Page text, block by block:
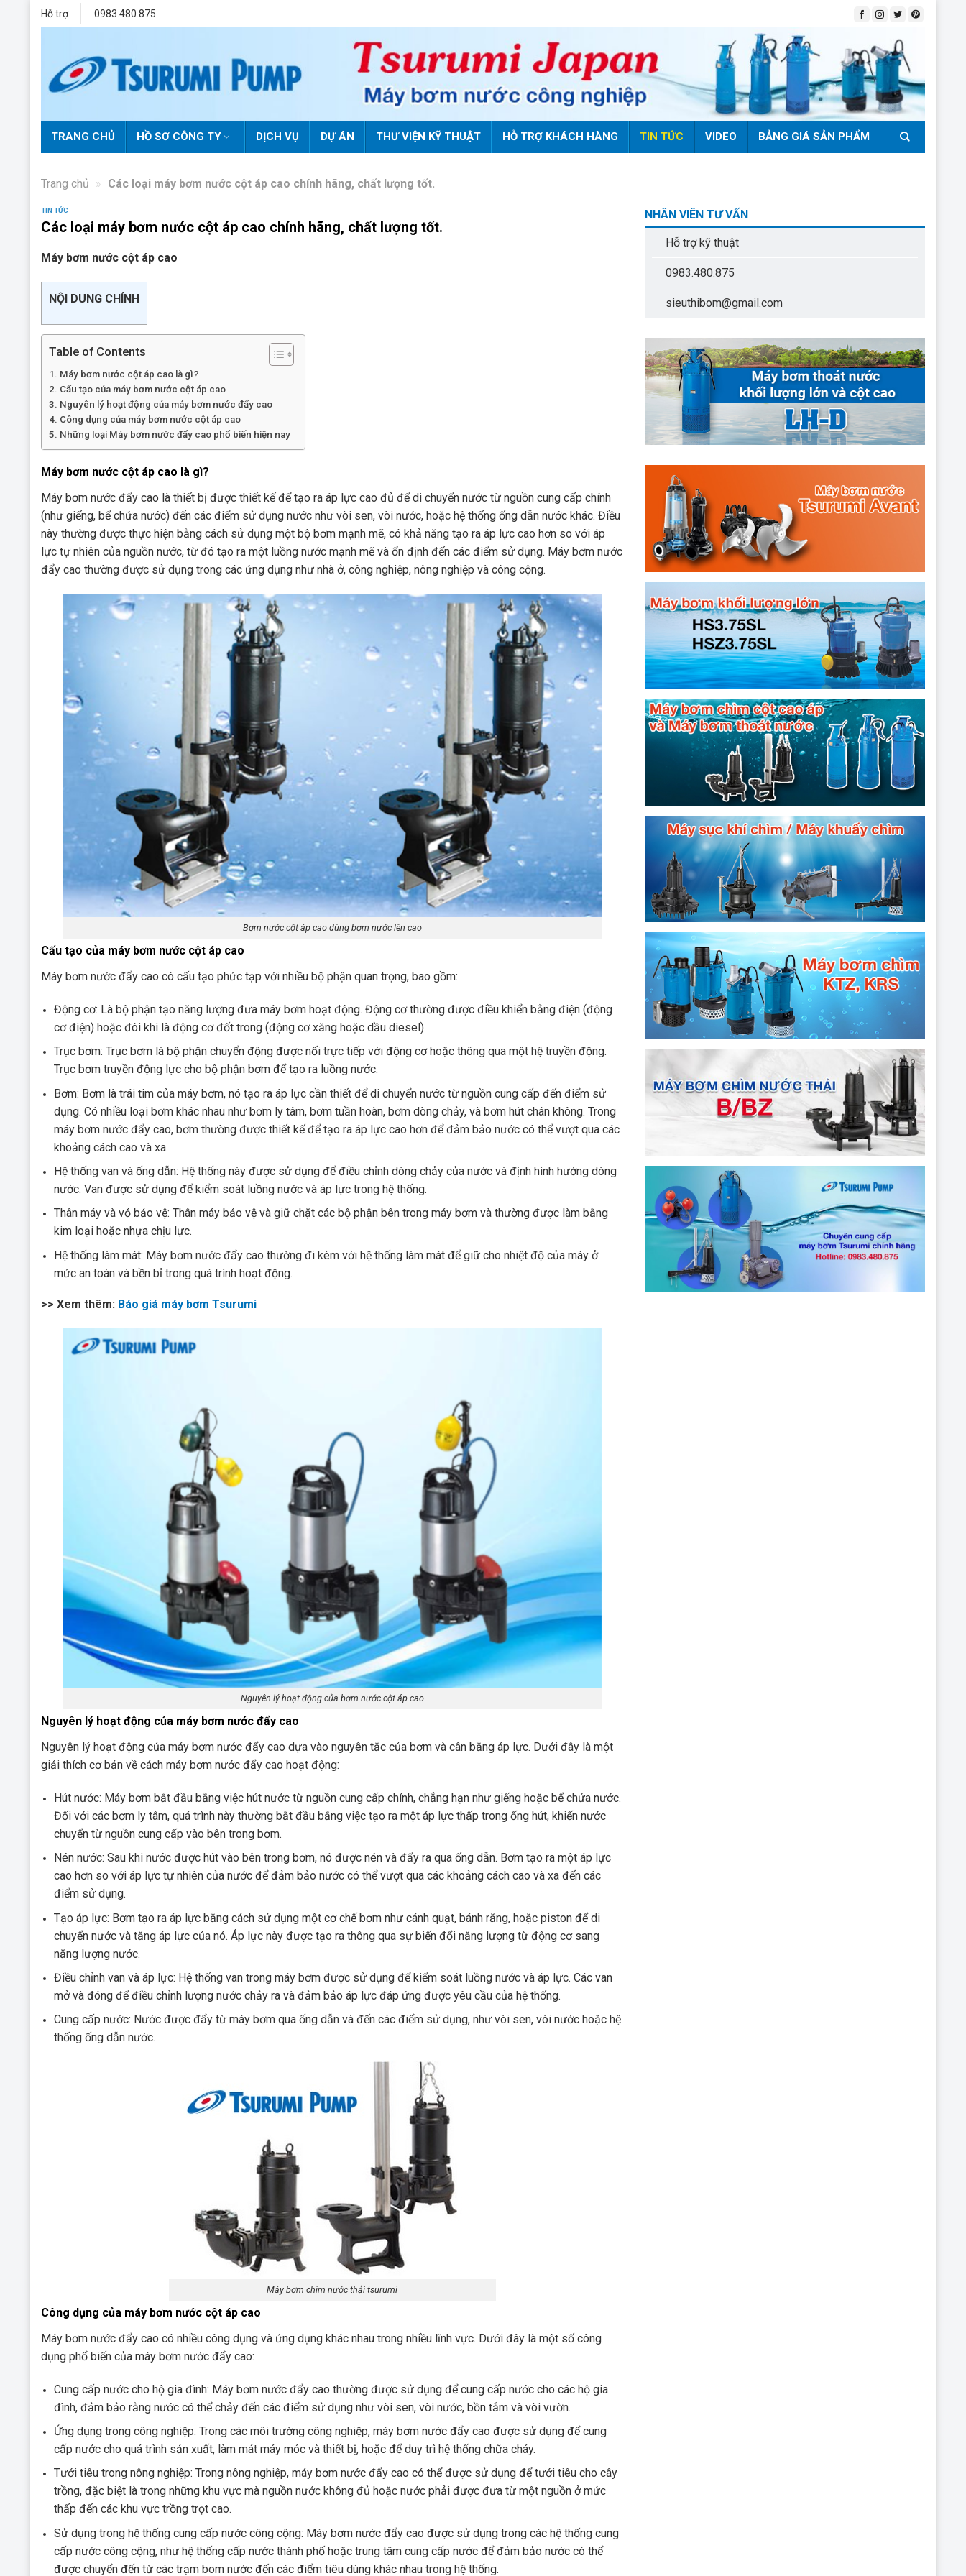
Hỗ trợ 0983.480.875
TRANG CHỦ HỒ SƠ CÔNG TY DỊCH VỤ DỰ ÁN THƯ VIỆN KỸ THUẬT HỖ TRỢ KHÁCH HÀNG TIN TỨC VIDEO BẢNG GIÁ SẢN PHẨM
Trang chủ » Các loại máy bơm nước cột áp cao chính hãng, chất lượng tốt.
TIN TỨC
Các loại máy bơm nước cột áp cao chính hãng, chất lượng tốt.
Máy bơm nước cột áp cao
NỘI DUNG CHÍNH
Table of Contents
Máy bơm nước cột áp cao là gì?
Cấu tạo của máy bơm nước cột áp cao
Nguyên lý hoạt động của máy bơm nước đẩy cao
Công dụng của máy bơm nước cột áp cao
Những loại Máy bơm nước đẩy cao phổ biến hiện nay
Máy bơm nước cột áp cao là gì?
Máy bơm nước đẩy cao là thiết bị được thiết kế để tạo ra áp lực cao đủ để di chuyển nước từ nguồn cung cấp chính
(như giếng, bể chứa nước) đến các điểm sử dụng nước như vòi sen, vòi nước, hoặc hệ thống ống dẫn nước khác. Điều
này thường được thực hiện bằng cách sử dụng một bộ bơm mạnh mẽ, có khả năng tạo ra áp lực cao hơn so với áp
lực tự nhiên của nguồn nước, từ đó tạo ra một luồng nước mạnh mẽ và ổn định đến các điểm sử dụng. Máy bơm nước
đẩy cao thường được sử dụng trong các ứng dụng như nhà ở, công nghiệp, nông nghiệp và công cộng.
Bơm nước cột áp cao dùng bơm nước lên cao
Cấu tạo của máy bơm nước cột áp cao
Máy bơm nước đẩy cao có cấu tạo phức tạp với nhiều bộ phận quan trọng, bao gồm:
Động cơ: Là bộ phận tạo năng lượng đưa máy bơm hoạt động. Động cơ thường được điều khiển bằng điện (động
cơ điện) hoặc đôi khi là động cơ đốt trong (động cơ xăng hoặc dầu diesel).
Trục bơm: Trục bơm là bộ phận chuyển động được nối trực tiếp với động cơ hoặc thông qua một hệ truyền động.
Trục bơm truyền động lực cho bộ phận bơm để tạo ra luồng nước.
Bơm: Bơm là trái tim của máy bơm, nó tạo ra áp lực cần thiết để di chuyển nước từ nguồn cung cấp đến điểm sử
dụng. Có nhiều loại bơm khác nhau như bơm ly tâm, bơm tuần hoàn, bơm dòng chảy, và bơm hút chân không. Trong
máy bơm nước đẩy cao, bơm thường được thiết kế để tạo ra áp lực cao hơn để đảm bảo nước có thể vượt qua các
khoảng cách cao và xa.
Hệ thống van và ống dẫn: Hệ thống này được sử dụng để điều chỉnh dòng chảy của nước và định hình hướng dòng
nước. Van được sử dụng để kiểm soát luồng nước và áp lực trong hệ thống.
Thân máy và vỏ bảo vệ: Thân máy bảo vệ và giữ chặt các bộ phận bên trong máy bơm và thường được làm bằng
kim loại hoặc nhựa chịu lực.
Hệ thống làm mát: Máy bơm nước đẩy cao thường đi kèm với hệ thống làm mát để giữ cho nhiệt độ của máy ở
mức an toàn và bền bỉ trong quá trình hoạt động.
>> Xem thêm: Báo giá máy bơm Tsurumi
Nguyên lý hoạt động của bơm nước cột áp cao
Nguyên lý hoạt động của máy bơm nước đẩy cao
Nguyên lý hoạt động của máy bơm nước đẩy cao dựa vào nguyên tắc của bơm và cân bằng áp lực. Dưới đây là một
giải thích cơ bản về cách máy bơm nước đẩy cao hoạt động:
Hút nước: Máy bơm bắt đầu bằng việc hút nước từ nguồn cung cấp chính, chẳng hạn như giếng hoặc bể chứa nước.
Đối với các bơm ly tâm, quá trình này thường bắt đầu bằng việc tạo ra một áp lực thấp trong ống hút, khiến nước
chuyển từ nguồn cung cấp vào bên trong bơm.
Nén nước: Sau khi nước được hút vào bên trong bơm, nó được nén và đẩy ra qua ống dẫn. Bơm tạo ra một áp lực
cao hơn so với áp lực tự nhiên của nước để đảm bảo nước có thể vượt qua các khoảng cách cao và xa đến các
điểm sử dụng.
Tạo áp lực: Bơm tạo ra áp lực bằng cách sử dụng một cơ chế bơm như cánh quạt, bánh răng, hoặc piston để di
chuyển nước và tăng áp lực của nó. Áp lực này được tạo ra thông qua sự biến đổi năng lượng từ động cơ sang
năng lượng nước.
Điều chỉnh van và áp lực: Hệ thống van trong máy bơm được sử dụng để kiểm soát luồng nước và áp lực. Các van
mở và đóng để điều chỉnh lượng nước chảy ra và đảm bảo áp lực đáp ứng được yêu cầu của hệ thống.
Cung cấp nước: Nước được đẩy từ máy bơm qua ống dẫn và đến các điểm sử dụng, như vòi sen, vòi nước hoặc hệ
thống ống dẫn nước.
Máy bơm chìm nước thải tsurumi
Công dụng của máy bơm nước cột áp cao
Máy bơm nước đẩy cao có nhiều công dụng và ứng dụng khác nhau trong nhiều lĩnh vực. Dưới đây là một số công
dụng phổ biến của máy bơm nước đẩy cao:
Cung cấp nước cho hộ gia đình: Máy bơm nước đẩy cao thường được sử dụng để cung cấp nước cho các hộ gia
đình, đảm bảo rằng nước có thể chảy đến các điểm sử dụng như vòi sen, vòi nước, bồn tắm và vòi vườn.
Ứng dụng trong công nghiệp: Trong các môi trường công nghiệp, máy bơm nước đẩy cao được sử dụng để cung
cấp nước cho quá trình sản xuất, làm mát máy móc và thiết bị, hoặc để duy trì hệ thống chữa cháy.
Tưới tiêu trong nông nghiệp: Trong nông nghiệp, máy bơm nước đẩy cao có thể được sử dụng để tưới tiêu cho cây
trồng, đặc biệt là trong những khu vực mà nguồn nước không đủ hoặc nước phải được đưa từ một nguồn ở mức
thấp đến các khu vực trồng trọt cao.
Sử dụng trong hệ thống cung cấp nước công cộng: Máy bơm nước đẩy cao được sử dụng trong các hệ thống cung
cấp nước công cộng, như hệ thống cấp nước thành phố hoặc trung tâm cung cấp nước để đảm bảo nước có thể
được chuyển đến từ các trạm bom nước đến các điểm tiêu dùng khác nhau trong hệ thống.
NHÂN VIÊN TƯ VẤN
Hỗ trợ kỹ thuật
0983.480.875
sieuthibom@gmail.com